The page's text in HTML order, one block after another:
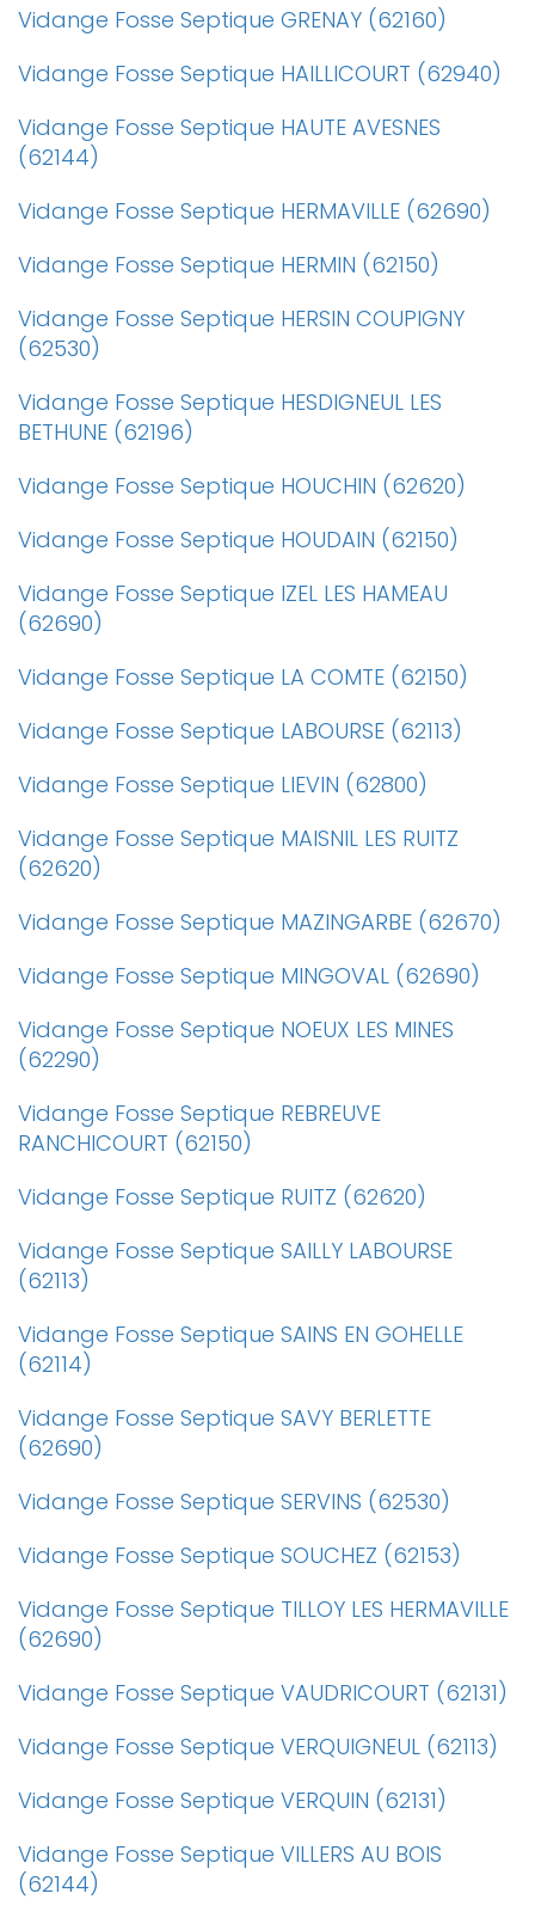
Vidange Fosse Septique GRENAY (62160)
Vidange Fosse Septique HAILLICOURT (62940)
Vidange Fosse Septique HAUTE AVESNES
(62144)
Vidange Fosse Septique HERMAVILLE (62690)
Vidange Fosse Septique HERMIN (62150)
Vidange Fosse Septique HERSIN COUPIGNY
(62530)
Vidange Fosse Septique HESDIGNEUL LES
BETHUNE (62196)
Vidange Fosse Septique HOUCHIN (62620)
Vidange Fosse Septique HOUDAIN (62150)
Vidange Fosse Septique IZEL LES HAMEAU
(62690)
Vidange Fosse Septique LA COMTE (62150)
Vidange Fosse Septique LABOURSE (62113)
Vidange Fosse Septique LIEVIN (62800)
Vidange Fosse Septique MAISNIL LES RUITZ
(62620)
Vidange Fosse Septique MAZINGARBE (62670)
Vidange Fosse Septique MINGOVAL (62690)
Vidange Fosse Septique NOEUX LES MINES
(62290)
Vidange Fosse Septique REBREUVE
RANCHICOURT (62150)
Vidange Fosse Septique RUITZ (62620)
Vidange Fosse Septique SAILLY LABOURSE
(62113)
Vidange Fosse Septique SAINS EN GOHELLE
(62114)
Vidange Fosse Septique SAVY BERLETTE
(62690)
Vidange Fosse Septique SERVINS (62530)
Vidange Fosse Septique SOUCHEZ (62153)
Vidange Fosse Septique TILLOY LES HERMAVILLE
(62690)
Vidange Fosse Septique VAUDRICOURT (62131)
Vidange Fosse Septique VERQUIGNEUL (62113)
Vidange Fosse Septique VERQUIN (62131)
Vidange Fosse Septique VILLERS AU BOIS
(62144)